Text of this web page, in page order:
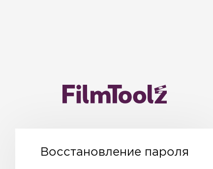
Восстановление пароля